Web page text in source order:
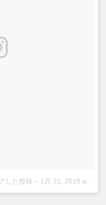
した投稿 – 1月 22, 2018 at 10:00午前 PST